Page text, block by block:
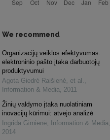
We recommend
Organizacijų veiklos efektyvumas:
elektroninio pašto įtaka darbuotojų
produktyvumui
Agota Giedrė Raišienė, et al. ,
Information & Media, 2011
Žinių valdymo įtaka nuolatiniam
inovacijų kūrimui: atvejo analizė
Ingrida Girnienė, Information & Media,
2014